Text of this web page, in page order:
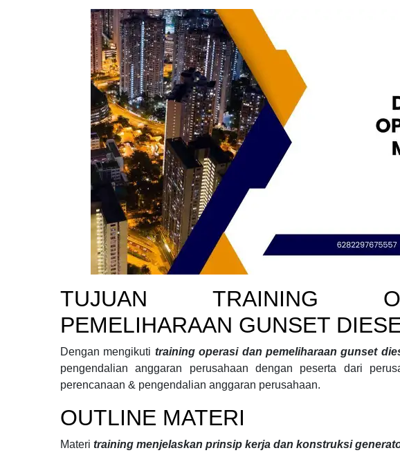
TUJUAN TRAINING
PEMELIHARAAN GUNSET
Dengan mengikuti training operasi dan pemeliharaan gunset
pengendalian anggaran perusahaandengan peserta dari
perencanaan & pengendalian anggaran perusahaan.
OUTLINE MATERI
Materi training menjelaskan prinsip kerja dan konstruksi